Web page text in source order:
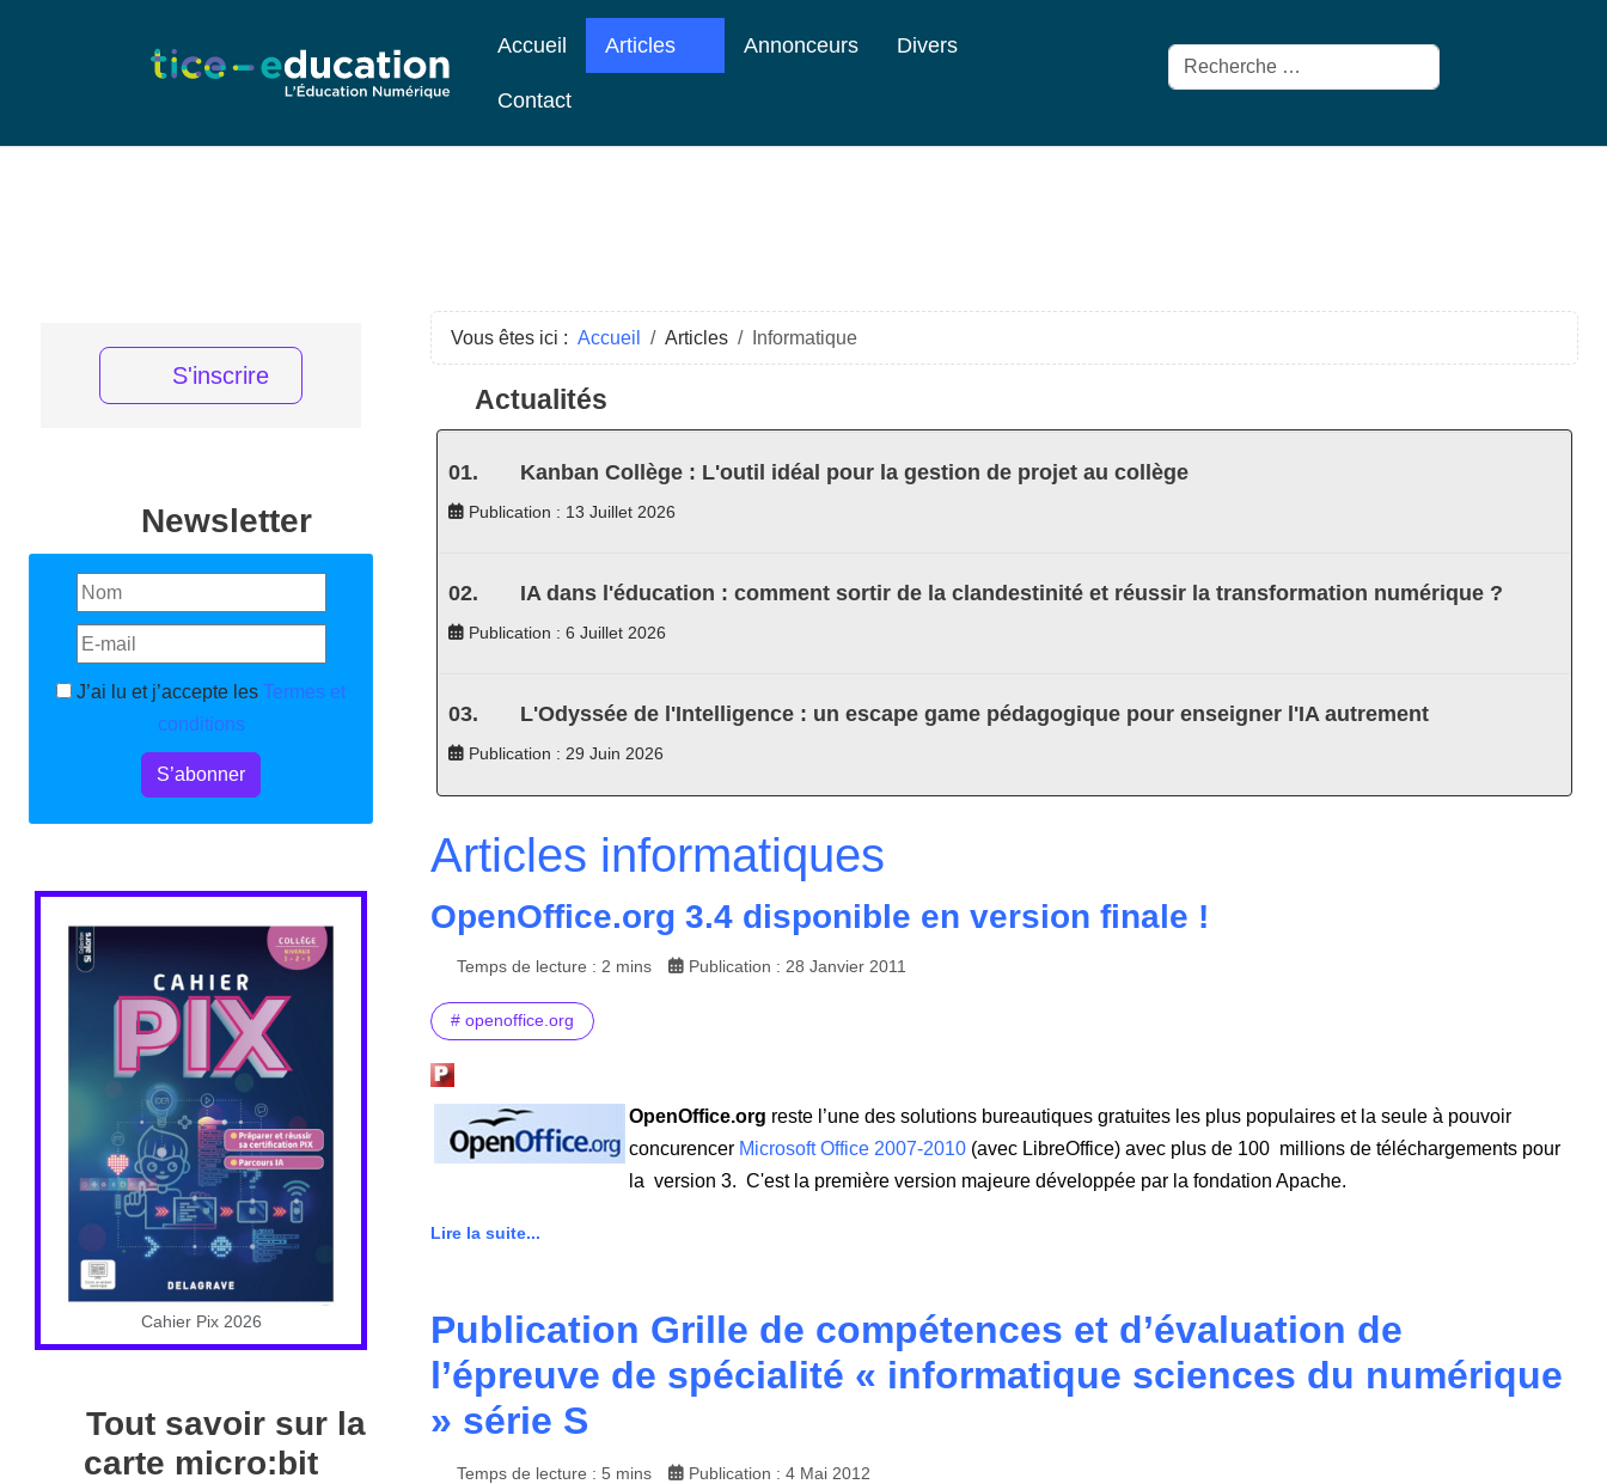
Accueil Articles Annonceurs Divers
Contact
Rechercher
S'inscrire
Newsletter
J’ai lu et j’accepte les Termes et
conditions
S’abonner
Cahier Pix 2026
Tout savoir sur la
carte micro:bit
Vous êtes ici : Accueil Articles Informatique
Actualités
Kanban Collège : L'outil idéal pour la gestion de projet au collège
Publication : 13 Juillet 2026
IA dans l'éducation : comment sortir de la clandestinité et réussir la transformation numérique ?
Publication : 6 Juillet 2026
L'Odyssée de l'Intelligence : un escape game pédagogique pour enseigner l'IA autrement
Publication : 29 Juin 2026
Articles informatiques
OpenOffice.org 3.4 disponible en version finale !
Temps de lecture : 2 mins Publication : 28 Janvier 2011
# openoffice.org
OpenOffice.org reste l’une des solutions bureautiques gratuites les plus populaires et la seule à pouvoir
concurencer Microsoft Office 2007-2010 (avec LibreOffice) avec plus de 100 millions de téléchargements pour
la version 3. C'est la première version majeure développée par la fondation Apache.
Lire la suite...
Publication Grille de compétences et d’évaluation de
l’épreuve de spécialité « informatique sciences du numérique
» série S
Temps de lecture : 5 mins Publication : 4 Mai 2012